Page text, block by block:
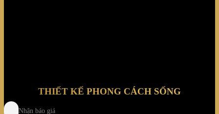
THIẾT KẾ PHONG CÁCH SỐNG
Nhận báo giá